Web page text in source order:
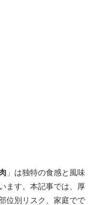
」は独特の食感と風味
ます。本記事では、厚
位別リスク、家庭でで